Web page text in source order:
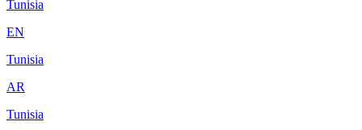
Tunisia
EN
Tunisia
AR
Tunisia